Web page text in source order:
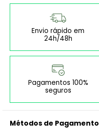
Envio rápido em
24h/48h
Pagamentos 100%
seguros
Métodos de Pagamento